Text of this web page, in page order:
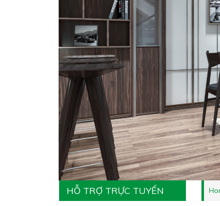
HỖ TRỢ TRỰC TUYẾN